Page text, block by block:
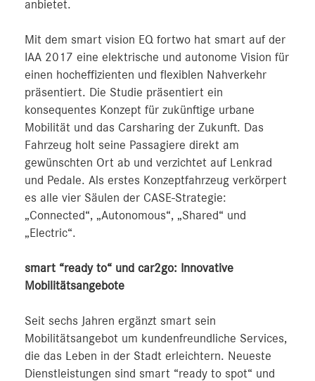
anbietet.
Mit dem smart vision EQ fortwo hat smart auf der
IAA 2017 eine elektrische und autonome Vision für
einen hocheffizienten und flexiblen Nahverkehr
präsentiert. Die Studie präsentiert ein
konsequentes Konzept für zukünftige urbane
Mobilität und das Carsharing der Zukunft. Das
Fahrzeug holt seine Passagiere direkt am
gewünschten Ort ab und verzichtet auf Lenkrad
und Pedale. Als erstes Konzeptfahrzeug verkörpert
es alle vier Säulen der CASE-Strategie:
„Connected“, „Autonomous“, „Shared“ und
„Electric“.
smart “ready to“ und car2go: Innovative
Mobilitätsangebote
Seit sechs Jahren ergänzt smart sein
Mobilitätsangebot um kundenfreundliche Services,
die das Leben in der Stadt erleichtern. Neueste
Dienstleistungen sind smart “ready to spot“ und